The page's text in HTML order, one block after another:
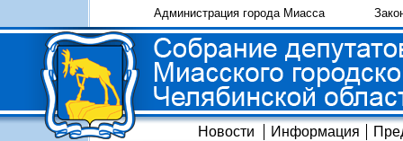
Администрация города Миасса
Новости Информация